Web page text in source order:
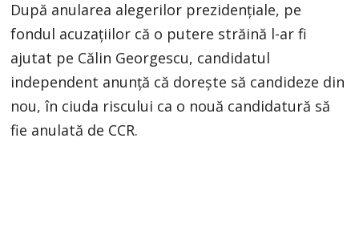
După anularea alegerilor prezidențiale, pe
fondul acuzațiilor că o putere străină l-ar fi
ajutat pe Călin Georgescu, candidatul
independent anunță că dorește să candideze din
nou, în ciuda riscului ca o nouă candidatură să
fie anulată de CCR.